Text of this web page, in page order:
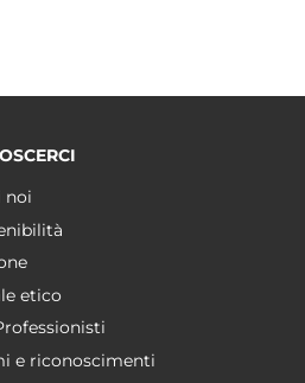
noi
etico
e riconoscimenti